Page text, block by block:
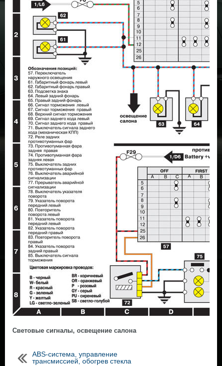
Световые сигналы, освещение салона
ABS-система, управление
трансмиссией, обогрев стекла